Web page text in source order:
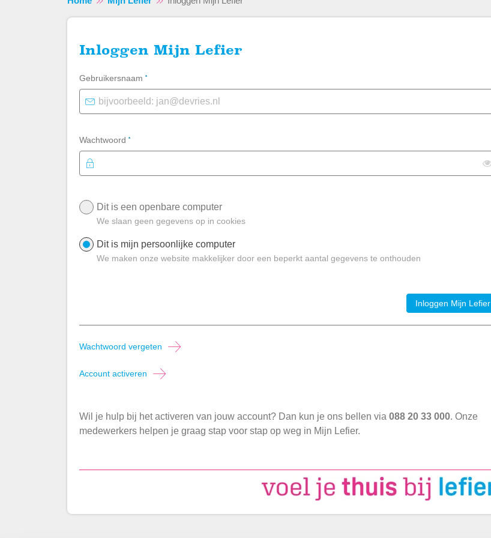
Inloggen Mijn Lefier
Gebruikersnaam *
Wachtwoord *
Login - Inloggen Mijn Lefier
Dit is een openbare computer
We slaan geen gegevens op in cookies
Dit is mijn persoonlijke computer
We maken onze website makkelijker door een beperkt aantal gegevens te onthouden
Inloggen Mijn Lefier
Wachtwoord vergeten
Account activeren
Wil je hulp bij het activeren van jouw account? Dan kun je ons bellen via 088 20 33 000. Onze
medewerkers helpen je graag stap voor stap op weg in Mijn Lefier.